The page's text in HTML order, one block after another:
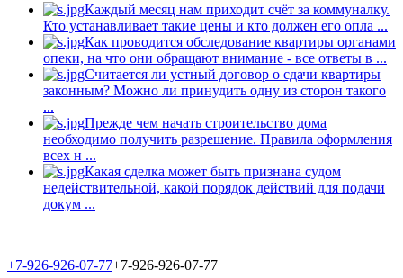
Каждый месяц нам приходит счёт за коммуналку.
Кто устанавливает такие цены и кто должен его опла ...
Как проводится обследование квартиры органами
опеки, на что они обращают внимание - все ответы в ...
Считается ли устный договор о сдачи квартиры
законным? Можно ли принудить одну из сторон такого
...
Прежде чем начать строительство дома
необходимо получить разрешение. Правила оформления
всех н ...
Какая сделка может быть признана судом
недействительной, какой порядок действий для подачи
докум ...
+7-926-926-07-77+7-926-926-07-77